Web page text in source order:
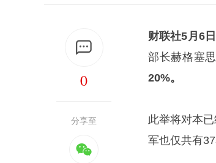
0
分享至
财联社5月6
部长赫格塞
20%。
此举将对本
军也仅共有